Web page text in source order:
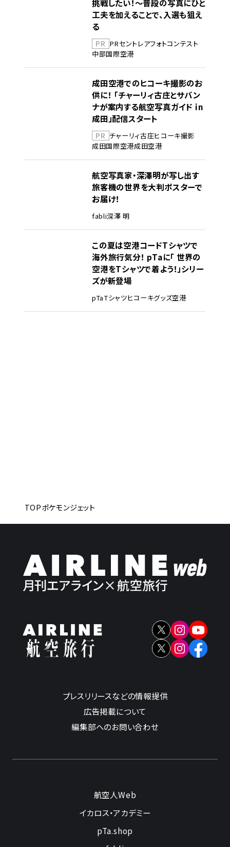
挑戦したい！～普段の写真にひと
工夫を加えることで、入選も狙え
る
PR PRセントレアフォトコンテスト
中部国際空港
成田空港でのヒコーキ撮影のお
供に！ 「チャーリィ古庄とサバン
ナが案内する航空写真ガイド in
成田」配信スタート
PR チャーリィ古庄ヒコーキ撮影
成田国際空港成田空港
航空写真家・深澤明が写し出す
旅客機の世界を大判ポスターで
お届け！
fabli深澤 明
この夏は空港コードTシャツで
海外旅行気分！ pTaに「 世界の
空港をTシャツで着よう！」シリー
ズが新登場
pTaTシャツヒコーキグッズ空港
TOPポケモンジェット
プレスリリースなどの情報提供
広告掲載について
編集部へのお問い合わせ
航空人Web
イカロス・アカデミー
pTa.shop